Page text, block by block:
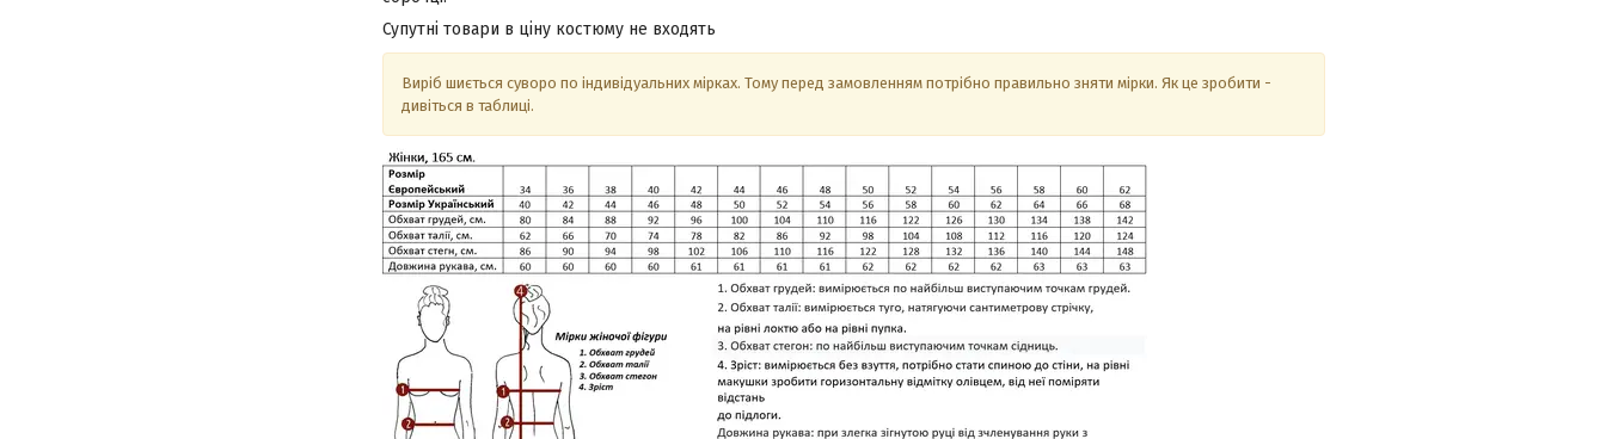
Супутні товари в ціну костюму не входять
Виріб шиється суворо по індивідуальних мірках. Тому перед замовленням потрібно правильно зняти мірки. Як це зробити -
дивіться в таблиці.